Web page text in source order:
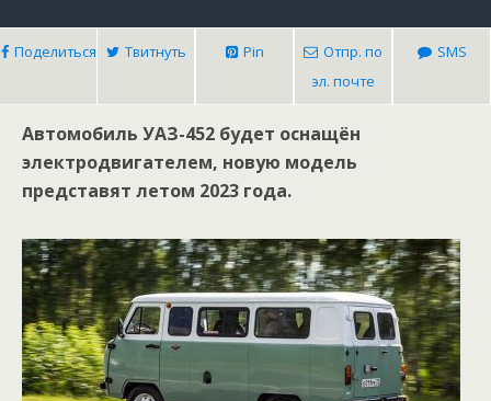
Поделиться Твитнуть Pin
Отпр. по
эл. почте
SMS
Автомобиль УАЗ-452 будет оснащён
электродвигателем, новую модель
представят летом 2023 года.